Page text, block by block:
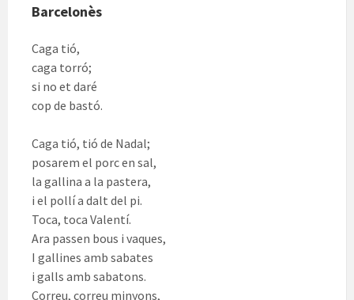
Barcelonès
Caga tió,
caga torró;
si no et daré
cop de bastó.
Caga tió, tió de Nadal;
posarem el porc en sal,
la gallina a la pastera,
i el pollí a dalt del pi.
Toca, toca Valentí.
Ara passen bous i vaques,
I gallines amb sabates
i galls amb sabatons.
Correu, correu minyons,